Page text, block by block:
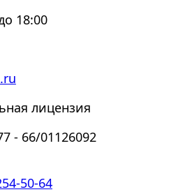
18:00
лицензия
- 66/01126092
50-64